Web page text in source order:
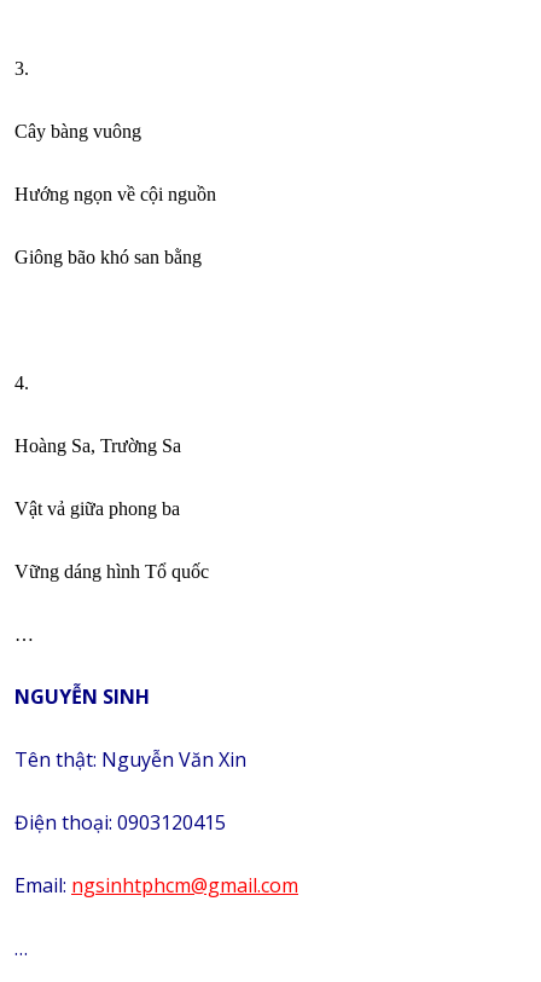
3.
Cây bàng vuông
Hướng ngọn về cội nguồn
Giông bão khó san bằng
4.
Hoàng Sa, Trường Sa
Vật vả giữa phong ba
Vững dáng hình Tổ quốc
…
NGUYỄN SINH
Tên thật: Nguyễn Văn Xin
Điện thoại: 0903120415
Email: ngsinhtphcm@gmail.com
…